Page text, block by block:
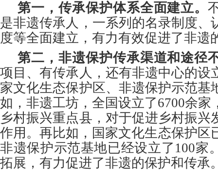
第一，传承保护体系全面建立。
是非遗传承人，一系列的名录制度、
度等全面建立，有力有效促进了非遗
第二，非遗保护传承渠道和途径
项目、有传承人，还有非遗中心的设
家文化生态保护区、非遗保护示范基
如，非遗工坊，全国设立了6700余家
乡村振兴重点县，对于促进乡村振兴
作用。再比如，国家文化生态保护区
非遗保护示范基地已经设立了100家
拓展，有力促进了非遗的保护和传承